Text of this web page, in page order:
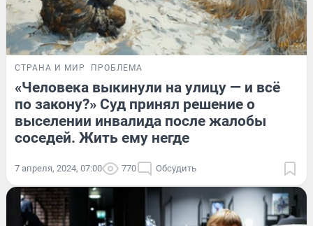
СТРАНА И МИР ПРОБЛЕМА
«Человека выкинули на улицу — и всё
по закону?» Суд принял решение о
выселении инвалида после жалобы
соседей. Жить ему негде
7 апреля, 2024, 07:00 770 Обсудить